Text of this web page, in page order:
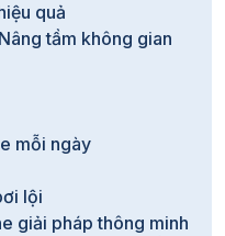
quả
tầm không gian
mỗi ngày
lội
giải pháp thông minh